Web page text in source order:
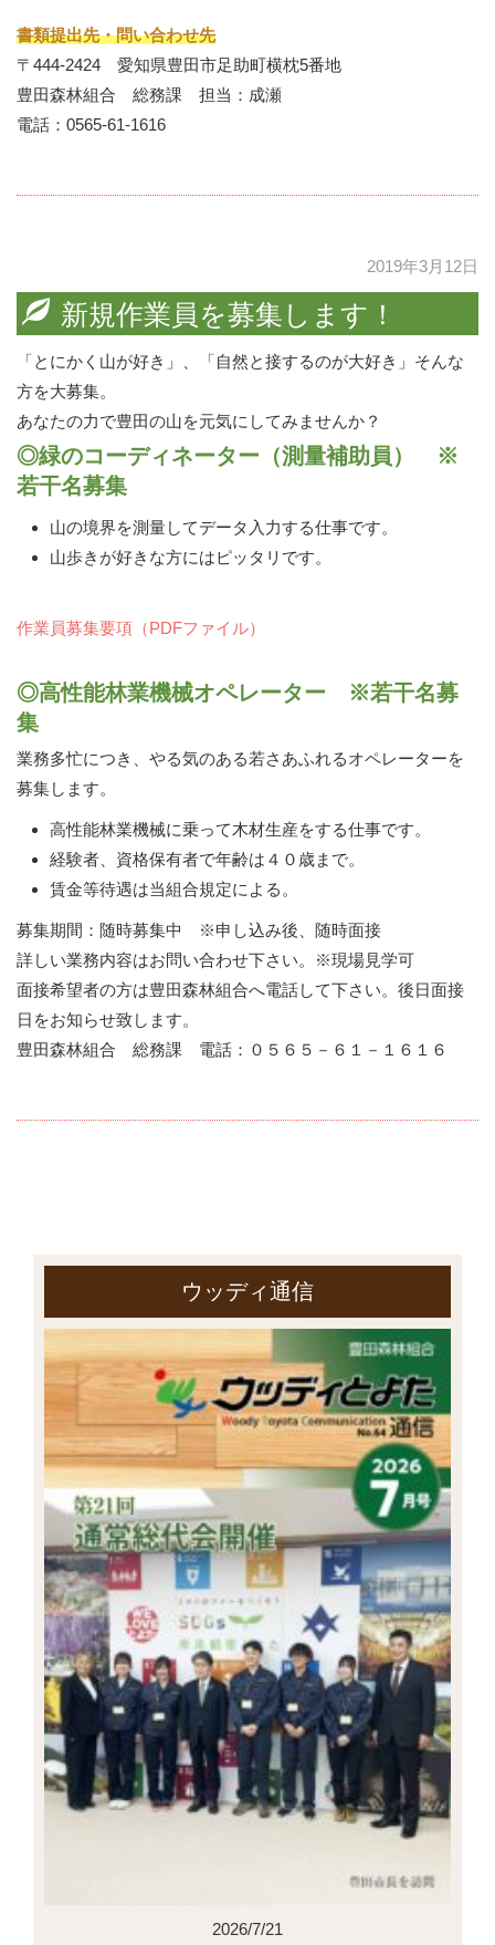
書類提出先・問い合わせ先
〒444-2424 愛知県豊田市足助町横枕5番地
豊田森林組合 総務課 担当：成瀬
電話：0565-61-1616
2019年3月12日
新規作業員を募集します！
「とにかく山が好き」、「自然と接するのが大好き」そんな
方を大募集。
あなたの力で豊田の山を元気にしてみませんか？
◎緑のコーディネーター（測量補助員） ※
若干名募集
山の境界を測量してデータ入力する仕事です。
山歩きが好きな方にはピッタリです。
作業員募集要項（PDFファイル）
◎高性能林業機械オペレーター ※若干名募
集
業務多忙につき、やる気のある若さあふれるオペレーターを
募集します。
高性能林業機械に乗って木材生産をする仕事です。
経験者、資格保有者で年齢は４０歳まで。
賃金等待遇は当組合規定による。
募集期間：随時募集中 ※申し込み後、随時面接
詳しい業務内容はお問い合わせ下さい。※現場見学可
面接希望者の方は豊田森林組合へ電話して下さい。後日面接
日をお知らせ致します。
豊田森林組合 総務課 電話：０５６５－６１－１６１６
ウッディ通信
2026/7/21